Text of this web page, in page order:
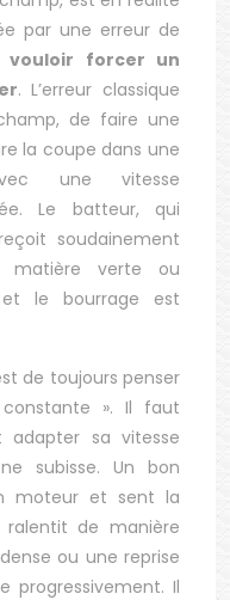
par une erreur de
:vouloir forcer un
. L’erreur classique
de faire une
la coupe dans une
une vitesse
Le batteur, qui
soudainement
matière verte ou
le bourrage est
de toujours penser
». Il faut
adapter sa vitesse
subisse. Un bon
moteur et sent la
ralentit de manière
ou une reprise
progressivement. Il